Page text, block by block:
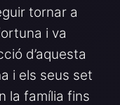
tornar a
i va
d’aquesta
i els seus set
la família fins